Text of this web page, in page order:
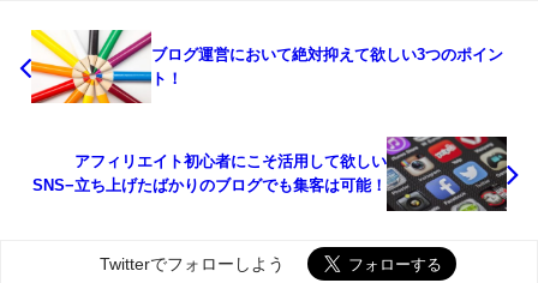
ブログ運営において絶対抑えて欲しい3つのポイン
ト！
アフィリエイト初心者にこそ活用して欲しい
SNS−立ち上げたばかりのブログでも集客は可能！
Twitterでフォローしよう